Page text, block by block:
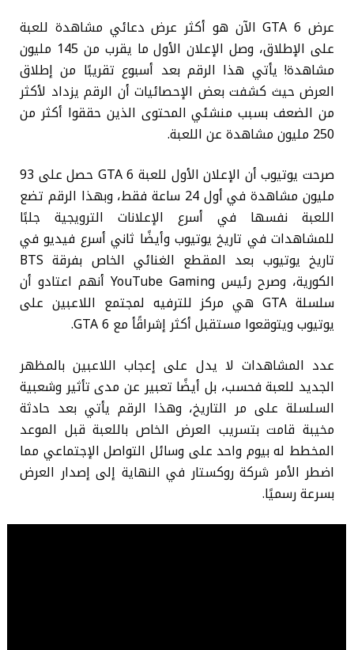
عرض GTA 6 الآن هو أكثر عرض دعائي مشاهدة للعبة
على الإطلاق، وصل الإعلان الأول ما يقرب من 145 مليون
مشاهدة! يأتي هذا الرقم بعد أسبوع تقريبًا من إطلاق
العرض حيث كشفت بعض الإحصائيات أن الرقم يزداد لأكثر
من الضعف بسبب منشئي المحتوى الذين حققوا أكثر من
250 مليون مشاهدة عن اللعبة.
صرحت يوتيوب أن الإعلان الأول للعبة GTA 6 حصل على 93
مليون مشاهدة في أول 24 ساعة فقط، وبهذا الرقم تضع
اللعبة نفسها في أسرع الإعلانات الترويجية جلبًا
للمشاهدات في تاريخ يوتيوب وأيضًا ثاني أسرع فيديو في
تاريخ يوتيوب بعد المقطع الغنائي الخاص بفرقة BTS
الكورية، وصرح رئيس YouTube Gaming أنهم اعتادو أن
سلسلة GTA هي مركز للترفيه لمجتمع اللاعبين على
يوتيوب ويتوقعوا مستقبل أكثر إشراقًأ مع GTA 6.
عدد المشاهدات لا يدل على إعجاب اللاعبين بالمظهر
الجديد للعبة فحسب، بل أيضًا تعبير عن مدى تأثير وشعبية
السلسلة على مر التاريخ، وهذا الرقم يأتي بعد حادثة
مخيبة قامت بتسريب العرض الخاص باللعبة قبل الموعد
المخطط له بيوم واحد على وسائل التواصل الإجتماعي مما
اضطر الأمر شركة روكستار في النهاية إلى إصدار العرض
بسرعة رسميًا.